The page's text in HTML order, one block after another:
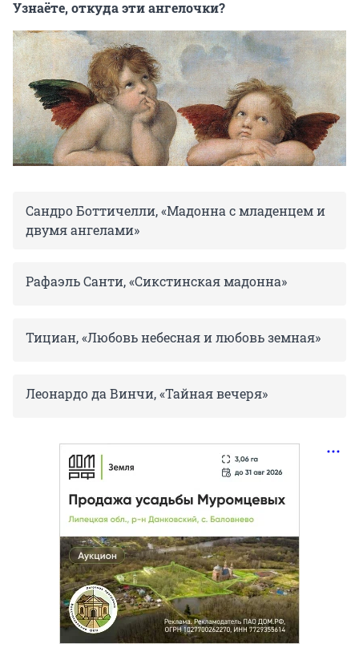
Узнаёте, откуда эти ангелочки?
Сандро Боттичелли, «Мадонна с младенцем и
двумя ангелами»
Рафаэль Санти, «Сикстинская мадонна»
Тициан, «Любовь небесная и любовь земная»
Леонардо да Винчи, «Тайная вечеря»